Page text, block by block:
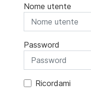
Nome utente
Password
Ricordami